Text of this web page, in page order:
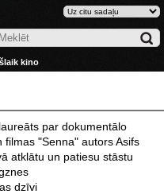
kino
par dokumentālo
filmas "Senna" autors Asifs
atklātu un patiesu stāstu
dzīvi